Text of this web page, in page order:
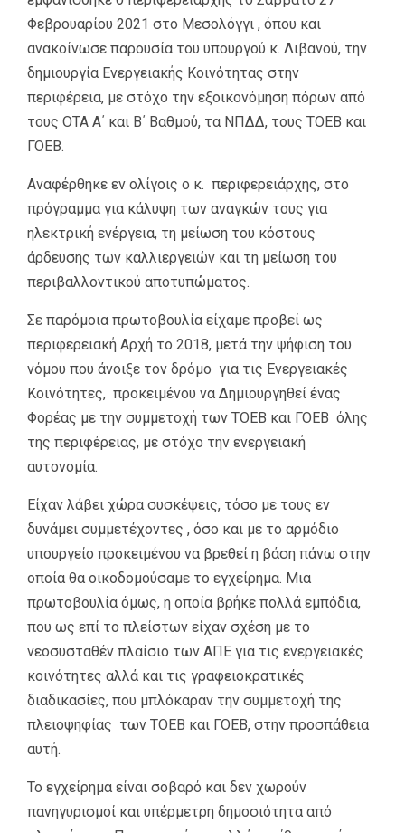
Φεβρουαρίου 2021 στο Μεσολόγγι , όπου και
ανακοίνωσε παρουσία του υπουργού κ. Λιβανού, την
δημιουργία Ενεργειακής Κοινότητας στην
περιφέρεια, με στόχο την εξοικονόμηση πόρων από
τους ΟΤΑ Α΄ και Β΄ Βαθμού, τα ΝΠΔΔ, τους ΤΟΕΒ και
ΓΟΕΒ.
Αναφέρθηκε εν ολίγοις ο κ. περιφερειάρχης, στο
πρόγραμμα για κάλυψη των αναγκών τους για
ηλεκτρική ενέργεια, τη μείωση του κόστους
άρδευσης των καλλιεργειών και τη μείωση του
περιβαλλοντικού αποτυπώματος.
Σε παρόμοια πρωτοβουλία είχαμε προβεί ως
περιφερειακή Αρχή το 2018, μετά την ψήφιση του
νόμου που άνοιξε τον δρόμο για τις Ενεργειακές
Κοινότητες, προκειμένου να Δημιουργηθεί ένας
Φορέας με την συμμετοχή των ΤΟΕΒ και ΓΟΕΒ όλης
της περιφέρειας, με στόχο την ενεργειακή
αυτονομία.
Είχαν λάβει χώρα συσκέψεις, τόσο με τους εν
δυνάμει συμμετέχοντες , όσο και με το αρμόδιο
υπουργείο προκειμένου να βρεθεί η βάση πάνω στην
οποία θα οικοδομούσαμε το εγχείρημα. Μια
πρωτοβουλία όμως, η οποία βρήκε πολλά εμπόδια,
που ως επί το πλείστων είχαν σχέση με το
νεοσυσταθέν πλαίσιο των ΑΠΕ για τις ενεργειακές
κοινότητες αλλά και τις γραφειοκρατικές
διαδικασίες, που μπλόκαραν την συμμετοχή της
πλειοψηφίας των ΤΟΕΒ και ΓΟΕΒ, στην προσπάθεια
αυτή.
Το εγχείρημα είναι σοβαρό και δεν χωρούν
πανηγυρισμοί και υπέρμετρη δημοσιότητα από